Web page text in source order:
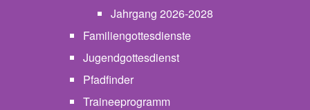
Jahrgang 2026-2028
Familiengottesdienste
Jugendgottesdienst
Pfadfinder
Traineeprogramm